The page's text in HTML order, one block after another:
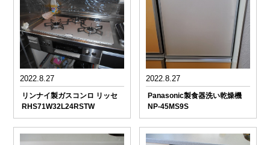
2022.8.27
リンナイ製ガスコンロ リッセ
RHS71W32L24RSTW
2022.8.27
Panasonic製食器洗い乾燥機
NP-45MS9S